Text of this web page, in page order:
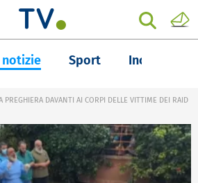
Sport Inchieste
PREGHIERA DAVANTI AI CORPI DELLE VITTIME DEI RAID